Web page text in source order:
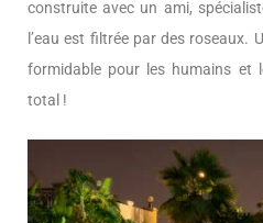
construite avec un ami,
l’eau est filtrée par des roseaux.
formidable pour les humains et
total !